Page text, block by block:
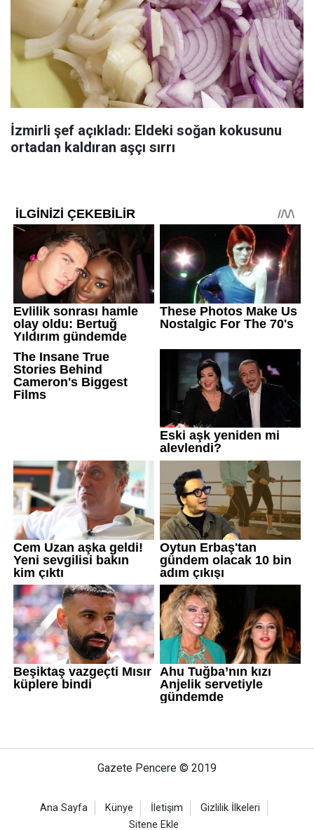
İzmirli şef açıkladı: Eldeki soğan kokusunu
ortadan kaldıran aşçı sırrı
Gazete Pencere © 2019
Ana Sayfa Künye İletişim
Gizlilik İlkeleri
Sitene Ekle